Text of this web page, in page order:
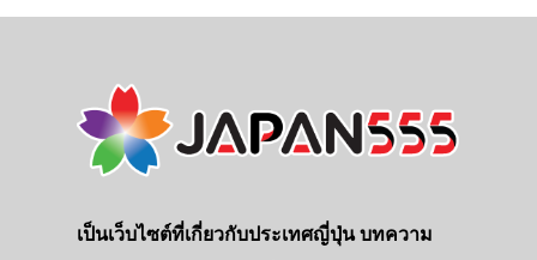
เป็นเว็บไซต์ที่เกี่ยวกับประเทศญี่ปุ่น บทความ